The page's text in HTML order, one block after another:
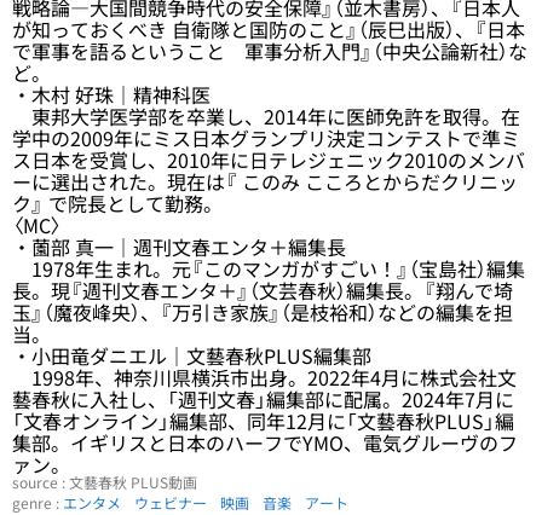
戦略論―大国間競争時代の安全保障』（並木書房）、『日本人
が知っておくべき 自衛隊と国防のこと』（辰巳出版）、『日本
で軍事を語るということ 軍事分析入門』（中央公論新社）な
ど。
・木村 好珠｜精神科医
東邦大学医学部を卒業し、2014年に医師免許を取得。在
学中の2009年にミス日本グランプリ決定コンテストで準ミ
ス日本を受賞し、2010年に日テレジェニック2010のメンバ
ーに選出された。現在は『 このみ こころとからだクリニッ
ク』 で院長として勤務。
〈MC〉
・薗部 真一｜週刊文春エンタ＋編集長
1978年生まれ。元『このマンガがすごい！』（宝島社）編集
長。現『週刊文春エンタ＋』（文芸春秋）編集長。『翔んで埼
玉』（魔夜峰央）、『万引き家族』（是枝裕和）などの編集を担
当。
・小田竜ダニエル｜文藝春秋PLUS編集部
1998年、神奈川県横浜市出身。2022年4月に株式会社文
藝春秋に入社し、「週刊文春」編集部に配属。2024年7月に
「文春オンライン」編集部、同年12月に「文藝春秋PLUS」編
集部。イギリスと日本のハーフでYMO、電気グルーヴのフ
ァン。
source : 文藝春秋 PLUS動画
genre : エンタメ ウェビナー 映画 音楽 アート